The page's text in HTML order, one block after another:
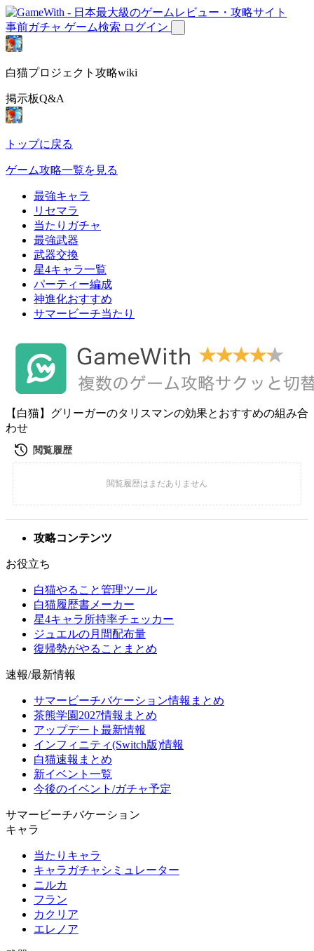
事前ガチャ ゲーム検索 ログイン
白猫プロジェクト攻略wiki
掲示板Q&A
トップに戻る
ゲーム攻略一覧を見る
最強キャラ
リセマラ
当たりガチャ
最強武器
武器交換
星4キャラ一覧
パーティー編成
神進化おすすめ
サマービーチ当たり
【白猫】グリーガーのタリスマンの効果とおすすめの組み合
わせ
攻略コンテンツ
お役立ち
白猫やること管理ツール
白猫履歴書メーカー
星4キャラ所持率チェッカー
ジュエルの月間配布量
復帰勢がやることまとめ
速報/最新情報
サマービーチバケーション情報まとめ
茶熊学園2027情報まとめ
アップデート最新情報
インフィニティ(Switch版)情報
白猫速報まとめ
新イベント一覧
今後のイベント/ガチャ予定
サマービーチバケーション
キャラ
当たりキャラ
キャラガチャシミュレーター
ニルカ
フラン
カクリア
エレノア